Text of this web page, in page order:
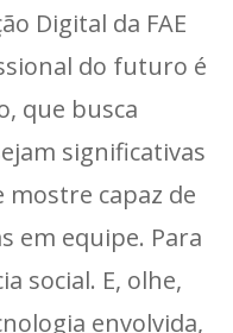
Digital da FAE
do futuro é
que busca
significativas
mostre capaz de
em equipe. Para
social. E, olhe,
envolvida,